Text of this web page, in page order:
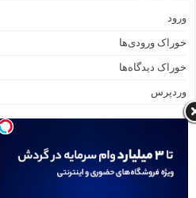
ورود
خوراک ورودی‌ها
خوراک دیدگاه‌ها
وردپرس